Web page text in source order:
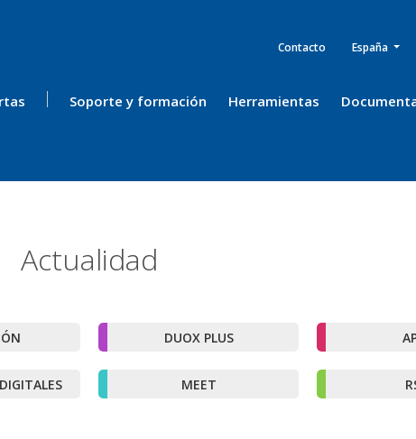
Contacto España
Soporte y formación Herramientas
Actualidad
DUOX PLUS
MEET